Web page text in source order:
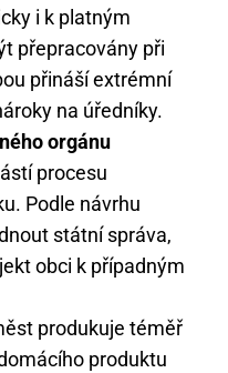
i k platným
přepracovány při
přináší extrémní
na úředníky.
orgánu
procesu
Podle návrhu
státní správa,
obci k případným
produkuje téměř
produktu